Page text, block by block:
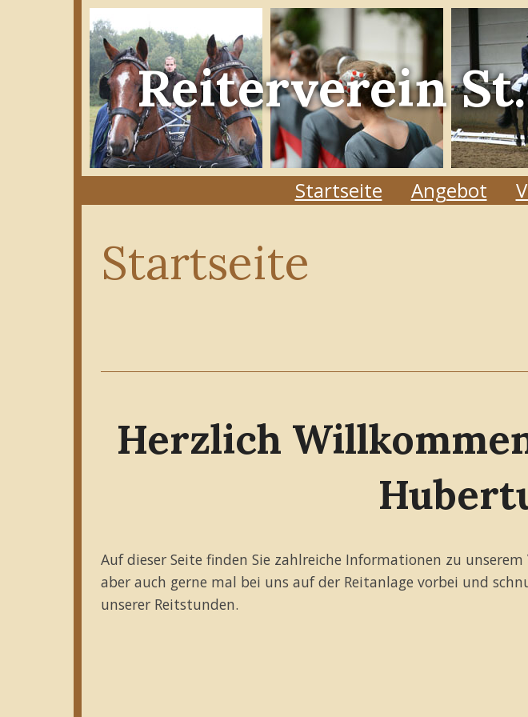
Reiterverein
Startseite Angebot
Startseite
Herzlich
Auf dieser Seite finden Sie zahlreiche Informationen zu unserem
aber auch gerne mal bei uns auf der Reitanlage vorbei und
unserer Reitstunden.